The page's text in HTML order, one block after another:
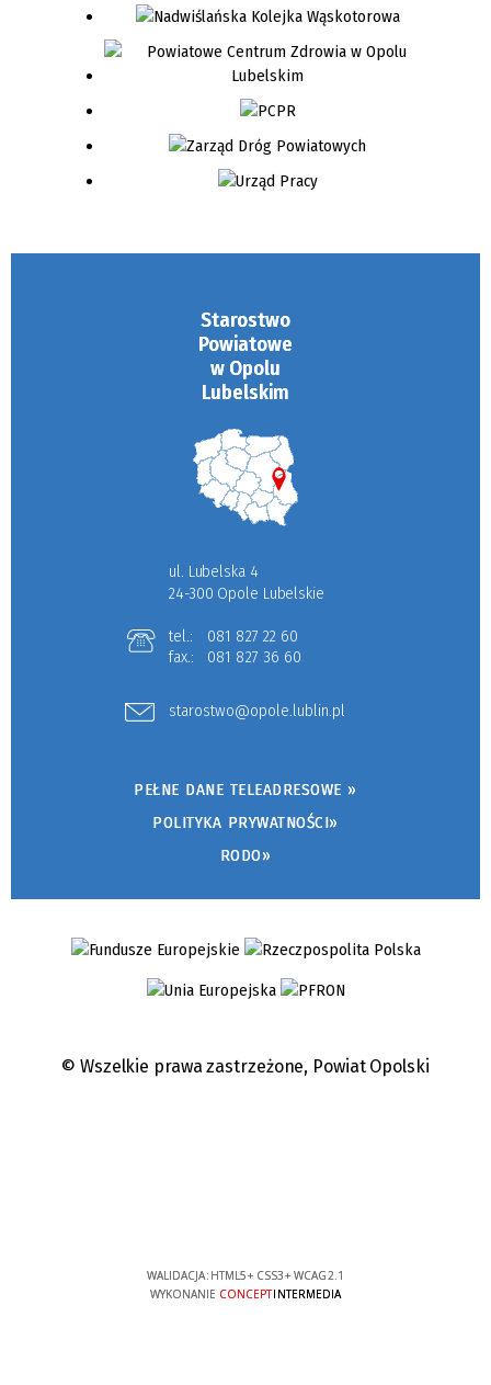
Starostwo
Powiatowe
w Opolu
Lubelskim
ul. Lubelska 4
24-300 Opole Lubelskie
tel.:
081 827 22 60
fax.:
081 827 36 60
starostwo@opole.lublin.pl
PEŁNE DANE TELEADRESOWE »
POLITYKA PRYWATNOŚCI»
RODO»
© Wszelkie prawa zastrzeżone, Powiat Opolski
WALIDACJA: HTML5+ CSS3+ WCAG 2.1
WYKONANIE CONCEPTINTERMEDIA